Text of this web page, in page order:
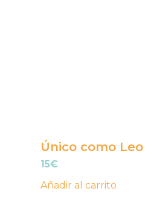
Único como
15€
Añadir al carrito